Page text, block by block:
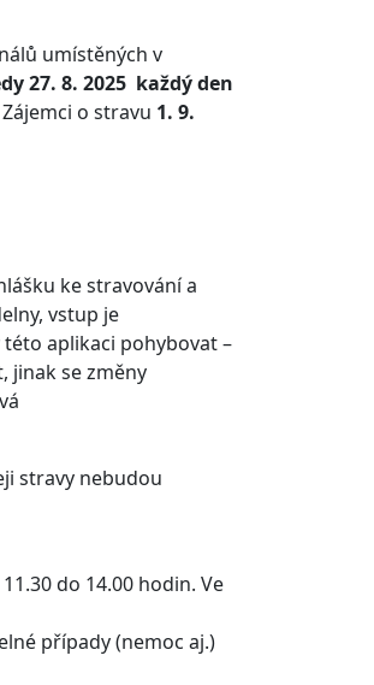
umístěných v
27. 8. 2025 každý den
o stravu 1. 9.
ke stravování a
vstup je
aplikaci pohybovat –
jinak se změny
stravy nebudou
do 14.00 hodin. Ve
případy (nemoc aj.)